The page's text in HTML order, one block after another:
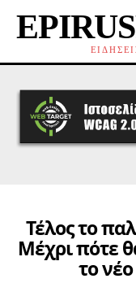
Τέλος το
Μέχρι πότε
το